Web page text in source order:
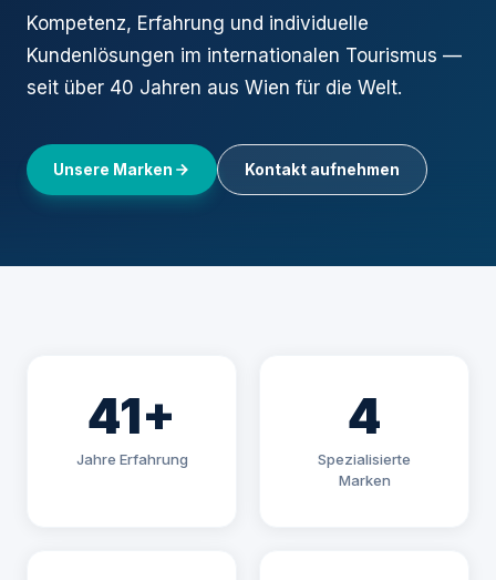
Kompetenz, Erfahrung und individuelle
Kundenlösungen im internationalen Tourismus —
seit über 40 Jahren aus Wien für die Welt.
Unsere Marken Kontakt aufnehmen
41+
Jahre Erfahrung
4
Spezialisierte
Marken